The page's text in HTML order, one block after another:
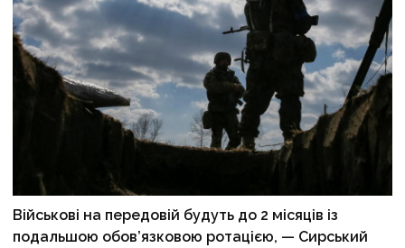
Військові на передовій будуть до 2 місяців із
подальшою обов’язковою ротацією, — Сирський